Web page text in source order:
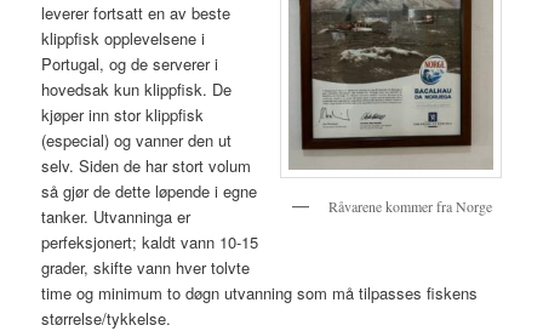
Råvarene kommer fra Norge
leverer fortsatt en av beste
klippfisk opplevelsene i
Portugal, og de serverer i
hovedsak kun klippfisk. De
kjøper inn stor klippfisk
(especial) og vanner den ut
selv. Siden de har stort volum
så gjør de dette løpende i egne
tanker. Utvanninga er
perfeksjonert; kaldt vann 10-15
grader, skifte vann hver tolvte
time og minimum to døgn utvanning som må tilpasses fiskens
størrelse/tykkelse.